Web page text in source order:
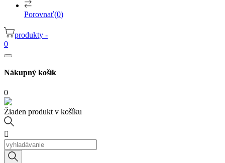
Porovnať(0)
produkty -
0
Nákupný košík
0
Žiaden produkt v košíku
